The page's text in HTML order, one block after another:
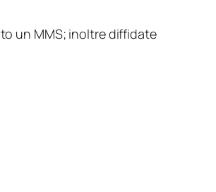
un MMS; inoltre diffidate